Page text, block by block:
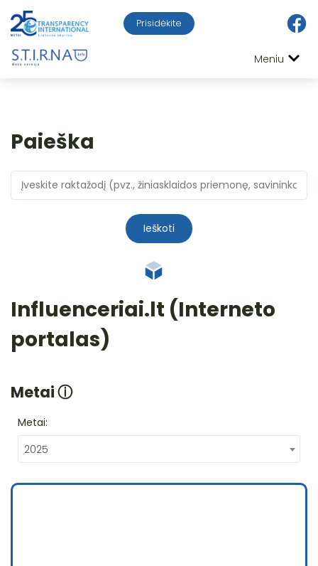
Prisidėkite
Meniu
Paieška
Ieškoti
Influenceriai.lt (Interneto
portalas)
Metaiⓘ
Metai:
2025